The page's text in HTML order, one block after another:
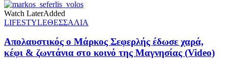
Watch LaterAdded
LIFESTYLEΘΕΣΣΑΛΙΑ
Απολαυστικός ο Μάρκος Σεφερλής έδωσε χαρά,
κέφι & ζωντάνια στο κοινό της Μαγνησίας (Video)